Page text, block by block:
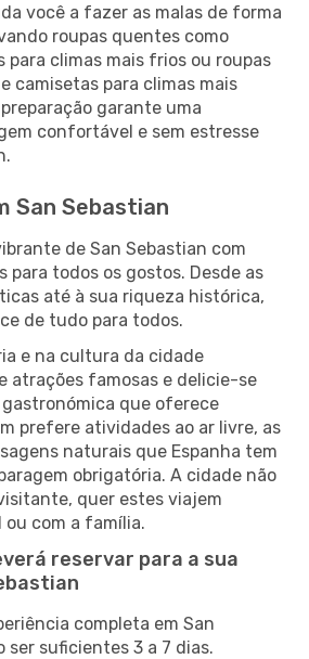
você a fazer as malas de forma
roupas quentes como
para climas mais frios ou roupas
camisetas para climas mais
garante uma
confortável e sem estresse
San Sebastian
de San Sebastian com
para todos os gostos. Desde as
até à sua riqueza histórica,
de tudo para todos.
e na cultura da cidade
atrações famosas e delicie-se
que oferece
prefere atividades ao ar livre, as
naturais que Espanha tem
obrigatória. A cidade não
quer estes viajem
ou com a família.
reservar para a sua
completa em San
ser suficientes 3 a 7 dias.